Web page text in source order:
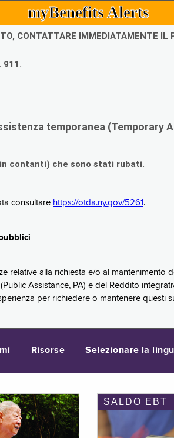
myBenefits Alerts
CONTATTARE IMMEDIATAMENTE IL
911.
temporanea (Temporary
contanti) che sono stati rubati.
consultare https://otda.ny.gov/5261 .
alla richiesta e/o al mantenimento
Assistance, PA) e del Reddito
per richiedere o mantenere
Risorse Selezionare la
SALDO EBT